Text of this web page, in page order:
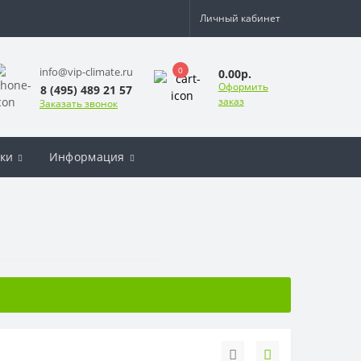
Личный кабинет
info@vip-climate.ru
8 (495) 489 21 57
Заказать звонок
0 0.00р.
Оформить
заказ
Информация